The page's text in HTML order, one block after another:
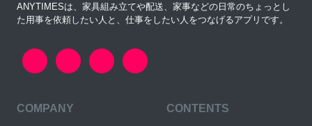
ANYTIMESは、家具組み立てや配送、家事などの日常のちょっとし
た用事を依頼したい人と、仕事をしたい人をつなげるアプリです。
COMPANY CONTENTS